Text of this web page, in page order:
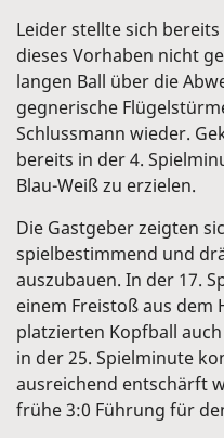
Leider stellte sich
dieses Vorhaben nicht
langen Ball über die
gegnerische
Schlussmann wieder.
bereits in der 4.
Blau-Weiß zu erzielen.
Die Gastgeber zeigten
spielbestimmend und
auszubauen. In der 17.
einem Freistoß aus dem
platzierten Kopfball
in der 25. Spielminute
ausreichend entschärft
frühe 3:0 Führung für